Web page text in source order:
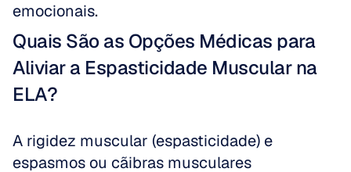
emocionais.
Quais São as Opções Médicas para
Aliviar a Espasticidade Muscular na
ELA?
A rigidez muscular (espasticidade) e
espasmos ou cãibras musculares